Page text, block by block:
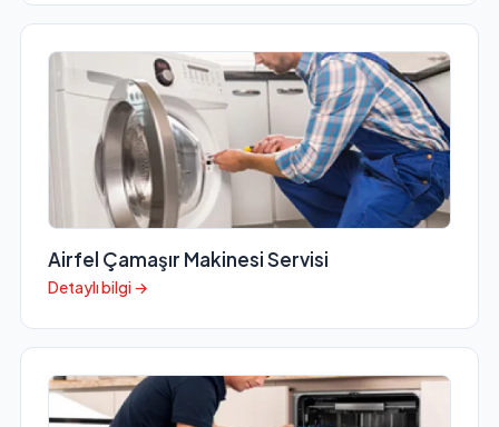
Airfel Çamaşır Makinesi Servisi
Detaylı bilgi →